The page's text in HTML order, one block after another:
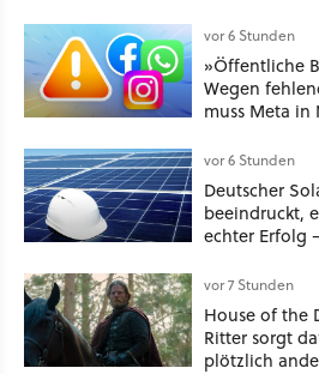
GameStar]
vor 6 Stunden
»Öffentliche
Wegen
muss Meta in
vor 6 Stunden
Deutscher
beeindruckt,
echter Erfolg
jede Zahl
vor 7 Stunden
House of the
Ritter sorgt
plötzlich